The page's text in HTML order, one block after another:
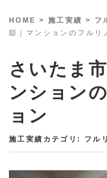
HOME > 施工実績 > フ
邸｜マンションのフルリ
さいたま
ンション
ョン
施工実績カテゴリ: フル